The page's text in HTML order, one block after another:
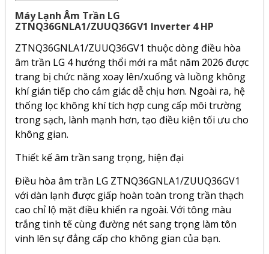
Máy Lạnh Âm Trần LG
ZTNQ36GNLA1/ZUUQ36GV1 Inverter 4 HP
ZTNQ36GNLA1/ZUUQ36GV1 thuộc dòng điều hòa
âm trần LG 4 hướng thổi mới ra mắt năm 2026 được
trang bị chức năng xoay lên/xuống và luồng không
khí gián tiếp cho cảm giác dễ chịu hơn. Ngoài ra, hệ
thống lọc không khí tích hợp cung cấp môi trường
trong sạch, lành mạnh hơn, tạo điều kiện tối ưu cho
không gian.
Thiết kế âm trần sang trọng, hiện đại
Điều hòa âm trần LG ZTNQ36GNLA1/ZUUQ36GV1
với dàn lạnh được giấp hoàn toàn trong trần thạch
cao chỉ lộ mặt điều khiển ra ngoài. Với tông màu
trắng tinh tế cùng đường nét sang trọng làm tôn
vinh lên sự đẳng cấp cho không gian của bạn.